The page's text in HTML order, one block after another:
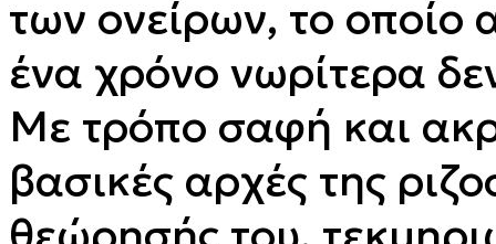
των ονείρων, το οποίο
ένα χρόνο νωρίτερα
Με τρόπο σαφή και
βασικές αρχές της